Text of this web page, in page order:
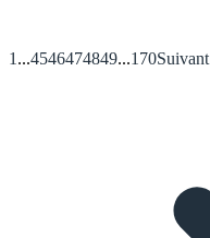
1 ...4546474849...170Suivant